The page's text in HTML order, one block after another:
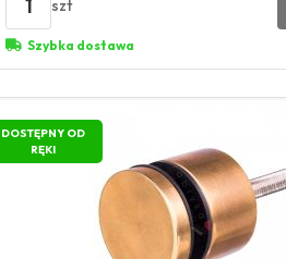
1 szt
Szybka dostawa
DOSTĘPNY OD
RĘKI